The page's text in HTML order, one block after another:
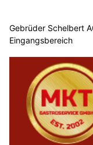
Gebrüder Schelbert
Eingangsbereich